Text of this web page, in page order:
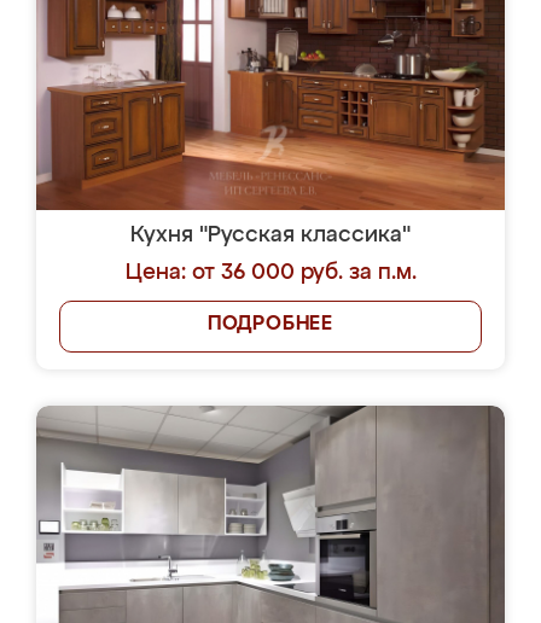
Кухня "Русская классика"
Цена: от 36 000 руб. за п.м.
ПОДРОБНЕЕ